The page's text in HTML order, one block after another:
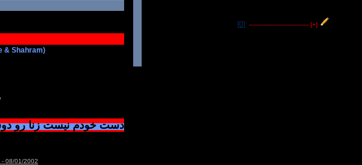
[+]
---------------------------------
[0]
& Shahram)
دست خودم نیست زنا رو
08/01/2002